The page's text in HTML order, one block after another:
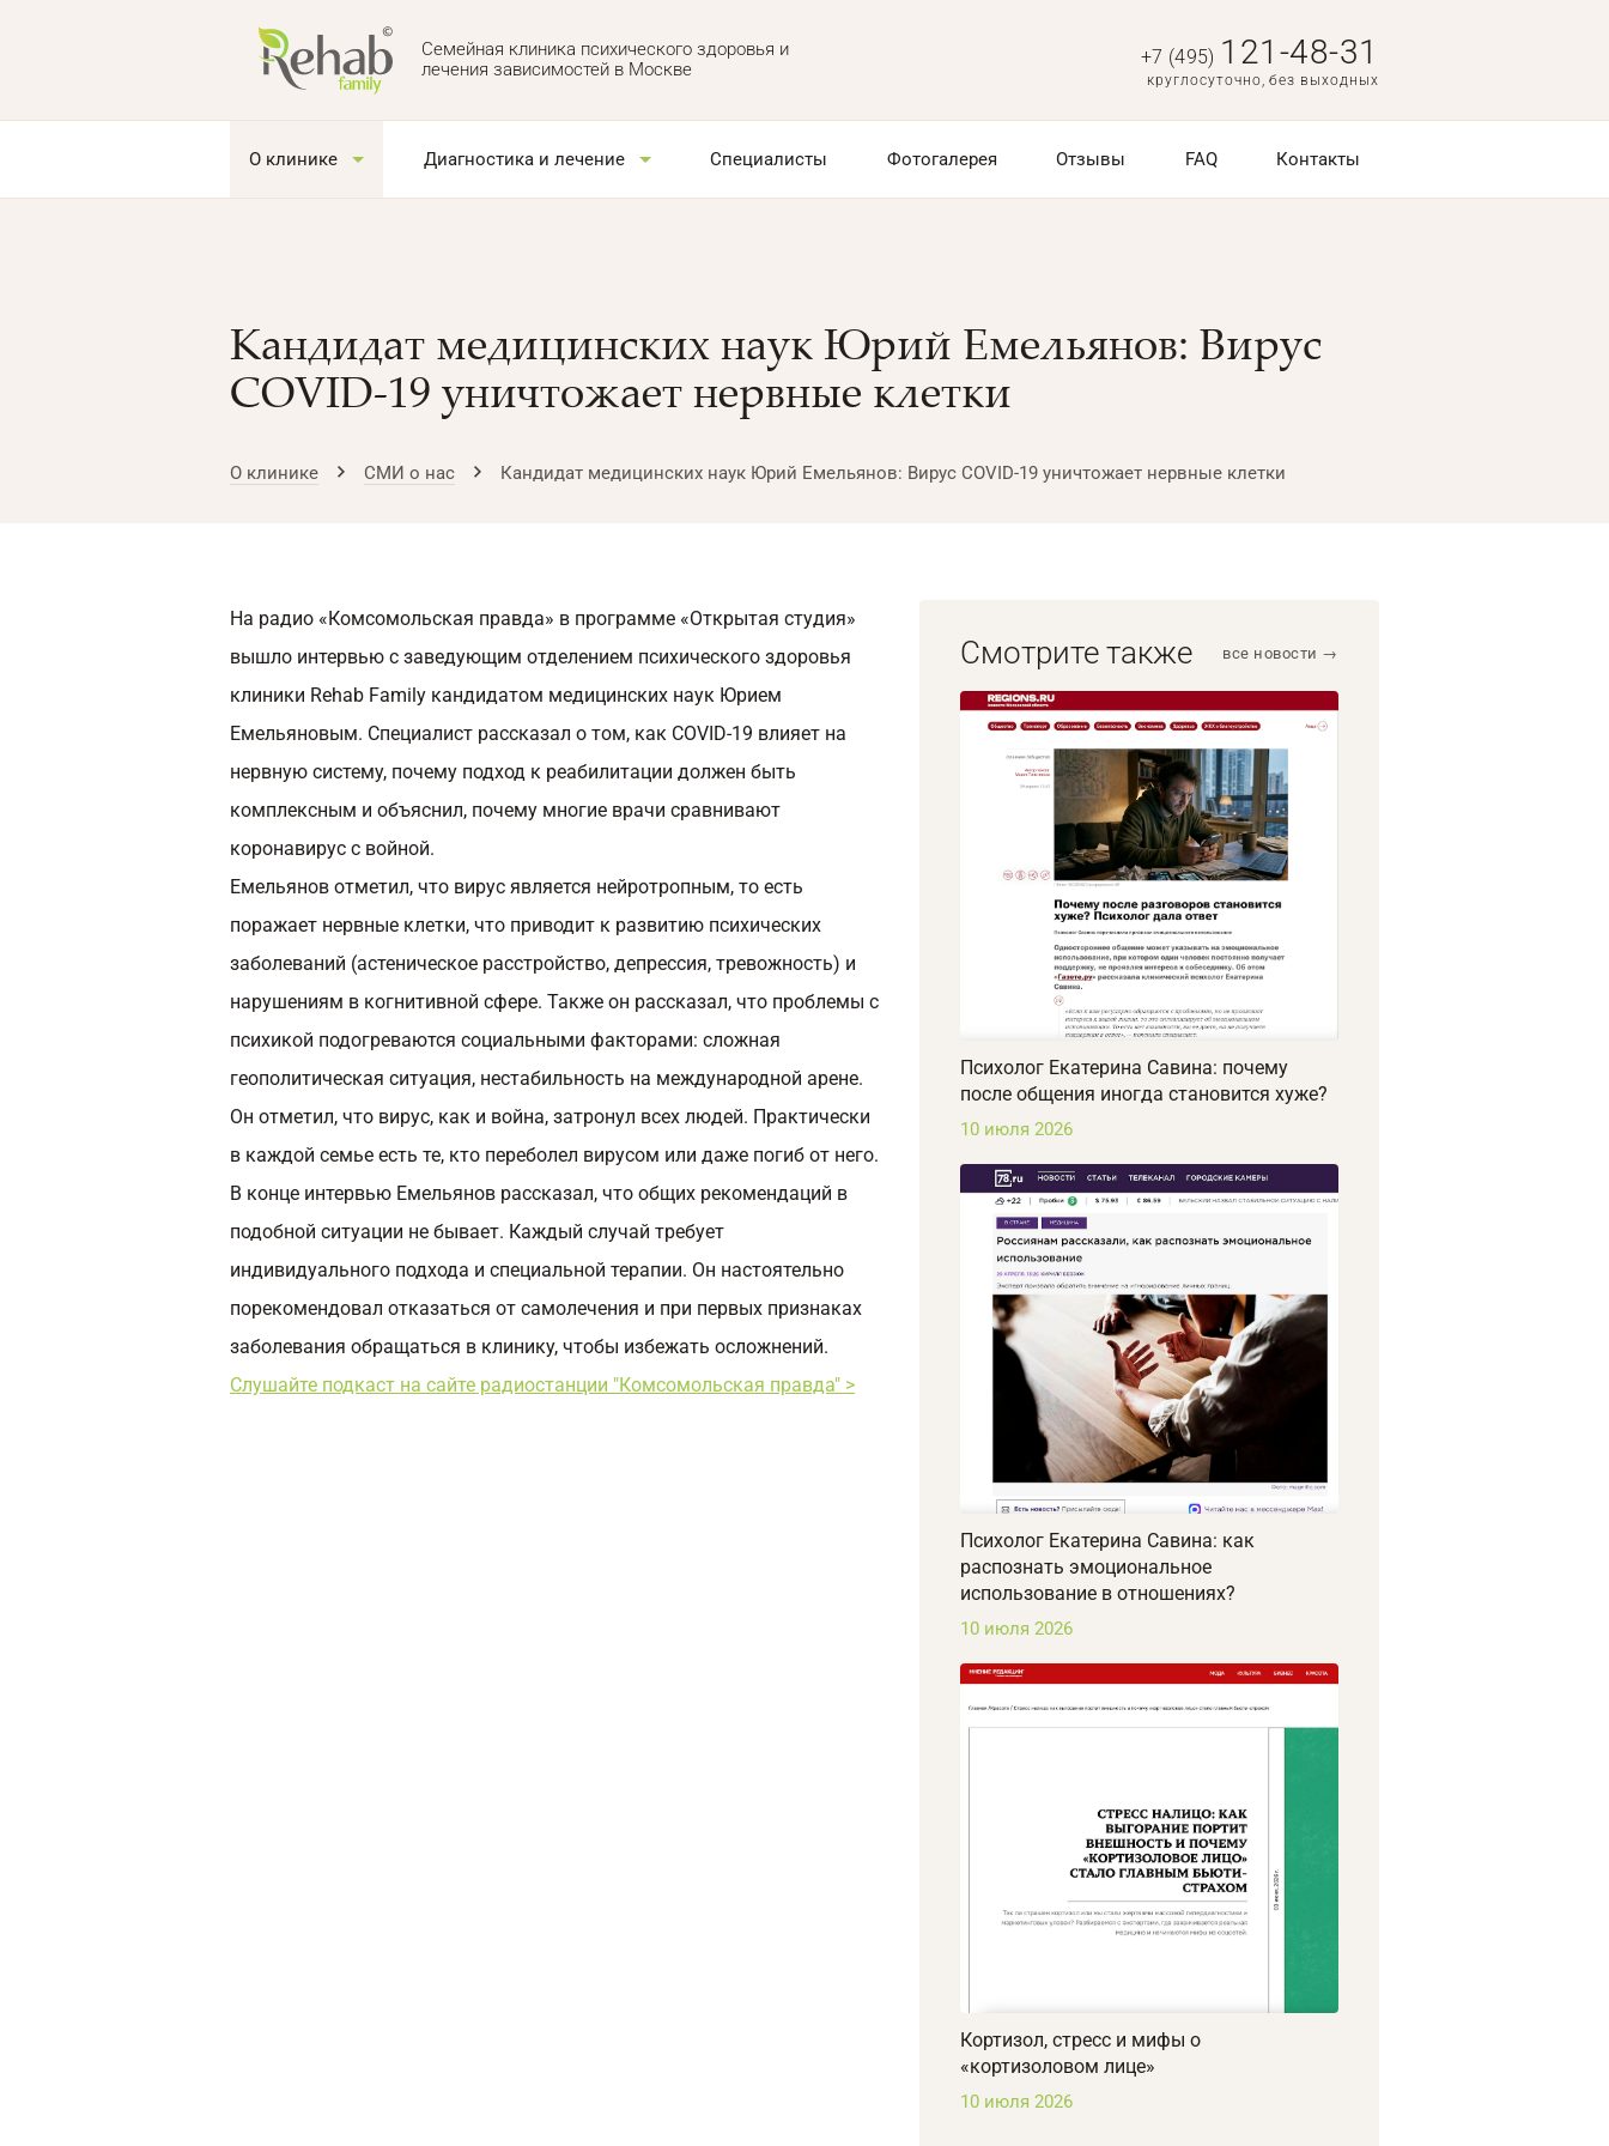
Семейная клиника психического здоровья и
лечения зависимостей в Москве
+7 (495) 121-48-31
круглосуточно, без выходных
О клинике Диагностика и лечение Специалисты Фотогалерея Отзывы FAQ Контакты
Кандидат медицинских наук Юрий Емельянов: Вирус
COVID-19 уничтожает нервные клетки
О клинике СМИ о нас Кандидат медицинских наук Юрий Емельянов: Вирус COVID-19 уничтожает нервные клетки
На радио «Комсомольская правда» в программе «Открытая студия»
вышло интервью с заведующим отделением психического здоровья
клиники Rehab Family кандидатом медицинских наук Юрием
Емельяновым. Специалист рассказал о том, как COVID-19 влияет на
нервную систему, почему подход к реабилитации должен быть
комплексным и объяснил, почему многие врачи сравнивают
коронавирус с войной.
Емельянов отметил, что вирус является нейротропным, то есть
поражает нервные клетки, что приводит к развитию психических
заболеваний (астеническое расстройство, депрессия, тревожность) и
нарушениям в когнитивной сфере. Также он рассказал, что проблемы с
психикой подогреваются социальными факторами: сложная
геополитическая ситуация, нестабильность на международной арене.
Он отметил, что вирус, как и война, затронул всех людей. Практически
в каждой семье есть те, кто переболел вирусом или даже погиб от него.
В конце интервью Емельянов рассказал, что общих рекомендаций в
подобной ситуации не бывает. Каждый случай требует
индивидуального подхода и специальной терапии. Он настоятельно
порекомендовал отказаться от самолечения и при первых признаках
заболевания обращаться в клинику, чтобы избежать осложнений.
Слушайте подкаст на сайте радиостанции "Комсомольская правда" >
Смотрите также все новости →
Психолог Екатерина Савина: почему
после общения иногда становится хуже?
10 июля 2026
Психолог Екатерина Савина: как
распознать эмоциональное
использование в отношениях?
10 июля 2026
Кортизол, стресс и мифы о
«кортизоловом лице»
10 июля 2026